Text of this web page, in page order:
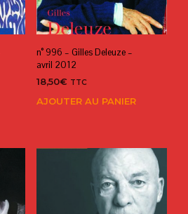
n° 996 – Gilles Deleuze –
avril 2012
18,50€ TTC
AJOUTER AU PANIER